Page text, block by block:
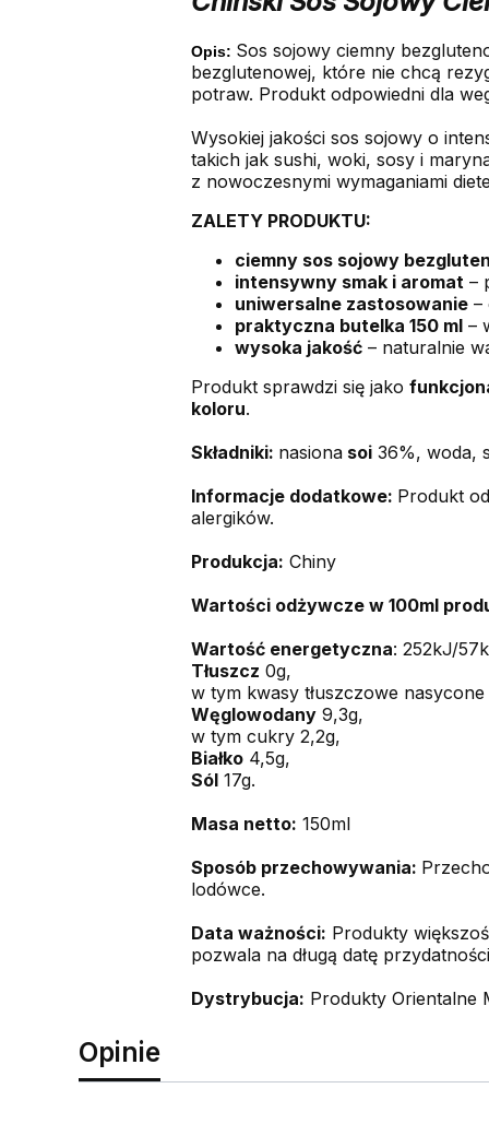
Opis: Sos sojowy ciemny
bezglutenowej, które nie chcą
potraw. Produkt odpowiedni dla
Wysokiej jakości sos sojowy o
takich jak sushi, woki, sosy i
z nowoczesnymi wymaganiami
ZALETY PRODUKTU:
ciemny sos sojowy
intensywny smak i aromat–
uniwersalne zastosowanie–
praktyczna butelka 150 ml–
wysoka jakość– naturalnie
Produkt sprawdzi się jako
koloru.
Składniki: nasionasoi36%, woda,
Informacje dodatkowe: Produkt
alergików.
Produkcja: Chiny
Wartości odżywcze w 100ml
Wartość energetyczna: 252kJ/
Tłuszcz 0g,
w tym kwasy tłuszczowe nasycone
Węglowodany9,3g,
w tym cukry 2,2g,
Białko4,5g,
Sól17g.
Masa netto: 150ml
Sposób przechowywania:
lodówce.
Data ważności: Produkty
pozwala na długą datę
Dystrybucja: Produkty Orientalne
Opinie